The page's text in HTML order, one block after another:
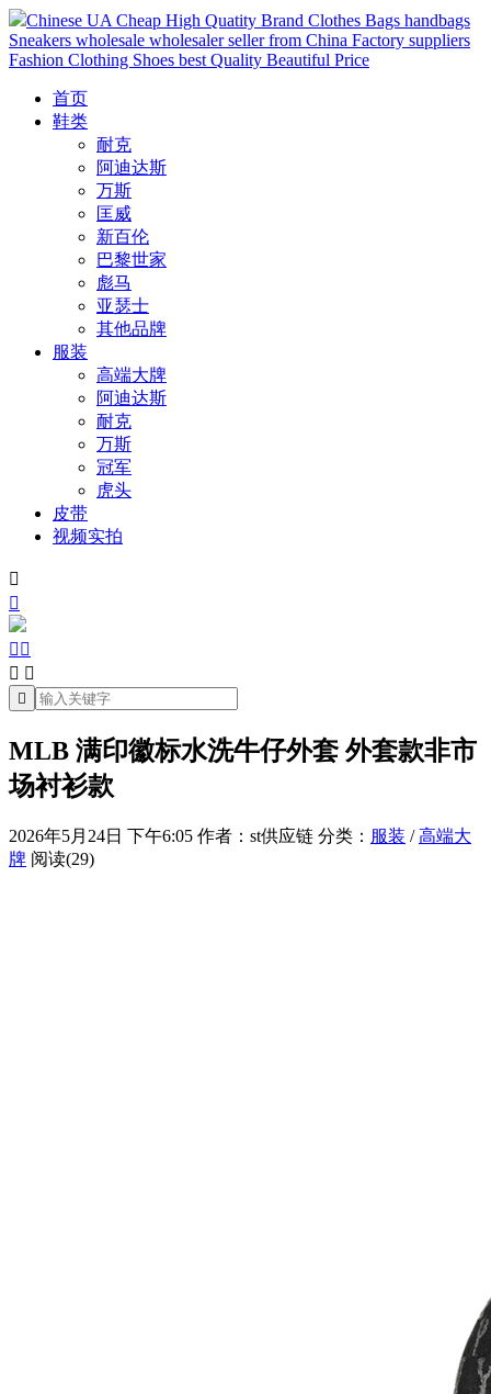
Chinese UA Cheap High Quatity Brand Clothes Bags handbags
Sneakers wholesale wholesaler seller from China Factory suppliers
Fashion Clothing Shoes best Quality Beautiful Price
首页
鞋类
耐克
阿迪达斯
万斯
匡威
新百伦
巴黎世家
彪马
亚瑟士
其他品牌
服装
高端大牌
阿迪达斯
耐克
万斯
冠军
虎头
皮带
视频实拍


 
 

MLB 满印徽标水洗牛仔外套 外套款非市
场衬衫款
2026年5月24日 下午6:05 作者：st供应链 分类： 服装 /高端大
牌 阅读(29)